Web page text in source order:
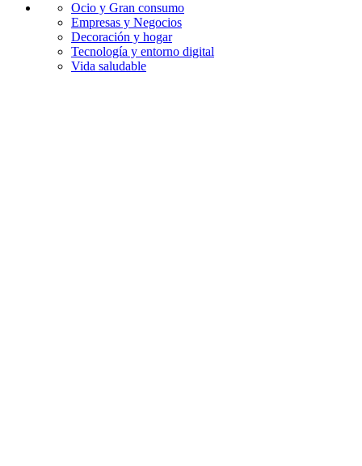
Ocio y Gran consumo
Empresas y Negocios
Decoración y hogar
Tecnología y entorno digital
Vida saludable